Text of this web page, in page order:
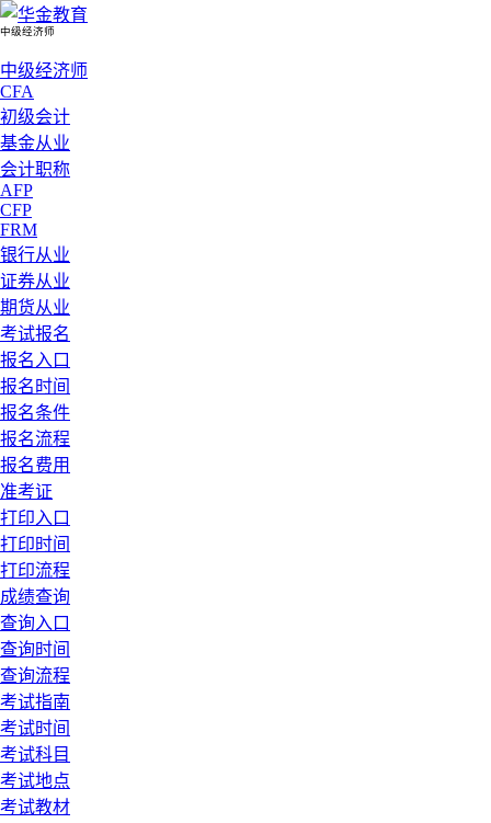
中级经济师
中级经济师
CFA
初级会计
基金从业
会计职称
AFP
CFP
FRM
银行从业
证券从业
期货从业
考试报名
报名入口
报名时间
报名条件
报名流程
报名费用
准考证
打印入口
打印时间
打印流程
成绩查询
查询入口
查询时间
查询流程
考试指南
考试时间
考试科目
考试地点
考试教材